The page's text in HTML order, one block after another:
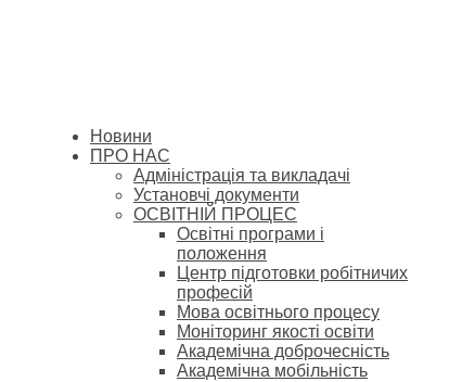
Новини
ПРО НАС
Адміністрація та викладачі
Установчі документи
ОСВІТНІЙ ПРОЦЕС
Освітні програми і
положення
Центр підготовки робітничих
професій
Мова освітнього процесу
Моніторинг якості освіти
Академічна доброчесність
Академічна мобільність